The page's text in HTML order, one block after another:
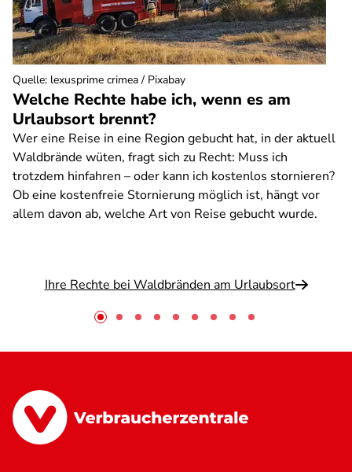
Welche Rechte habe ich, wenn es am
Urlaubsort brennt?
Wer eine Reise in eine Region gebucht hat, in der aktuell
Waldbrände wüten, fragt sich zu Recht: Muss ich
trotzdem hinfahren – oder kann ich kostenlos stornieren?
Ob eine kostenfreie Stornierung möglich ist, hängt vor
allem davon ab, welche Art von Reise gebucht wurde.
Ihre Rechte bei Waldbränden am Urlaubsort
Quelle: lexusprime crimea / Pixabay